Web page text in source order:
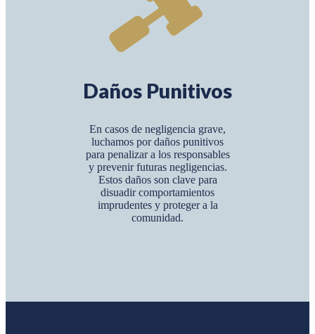
Daños Punitivos
En casos de negligencia grave,
luchamos por daños punitivos
para penalizar a los responsables
y prevenir futuras negligencias.
Estos daños son clave para
disuadir comportamientos
imprudentes y proteger a la
comunidad.